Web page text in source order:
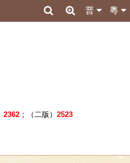
粵
普
2362；（二版） 2523